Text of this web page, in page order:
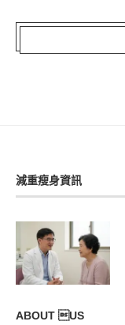
減重瘦身資訊
ABOUT US